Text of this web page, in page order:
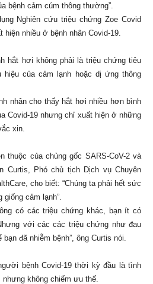
bệnh cảm cúm thông thường”.
Nghiên cứu triệu chứng Zoe Covid
nhiều ở bệnh nhân Covid-19.
hắt hơi không phải là triệu chứng tiêu
hiệu của cảm lạnh hoặc dị ứng thông
nhân cho thấy hắt hơi nhiều hơn bình
Covid-19 nhưng chỉ xuất hiện ở những
xin.
thuộc của chủng gốc SARS-CoV-2 và
Curtis, Phó chủ tịch Dịch vụ Chuyên
cho biết: “Chúng ta phải hết sức
cảm lạnh”.
có các triệu chứng khác, bạn ít có
với các các triệu chứng như đau
đã nhiễm bệnh”, ông Curtis nói.
bệnh Covid-19 thời kỳ đầu là tình
không chiếm ưu thế.